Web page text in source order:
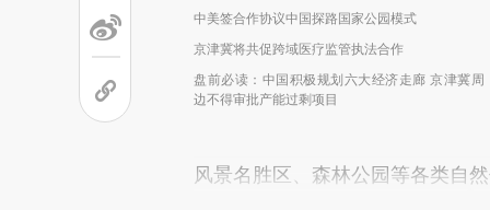
中美签合作协议中国探路国家公园模式
京津冀将共促跨域医疗监管执法合作
盘前必读：中国积极规划六大经济走廊 京津冀周
边不得审批产能过剩项目
风景名胜区、森林公园等各类自